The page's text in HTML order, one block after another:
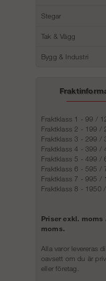
Stegar
Tak & Vägg
Bygg & Industri
Fraktklass 1 - 99 /
Fraktklass 2 - 199 /
Fraktklass 3 - 299 /
Fraktklass 4 - 399 /
Fraktklass 5 - 499 /
Fraktklass 6 - 595 /
Fraktklass 7 - 995 /
Fraktklass 8 - 1950
Priser exkl. moms
moms.
Alla varor levereras
oavsett om du är
eller företag.